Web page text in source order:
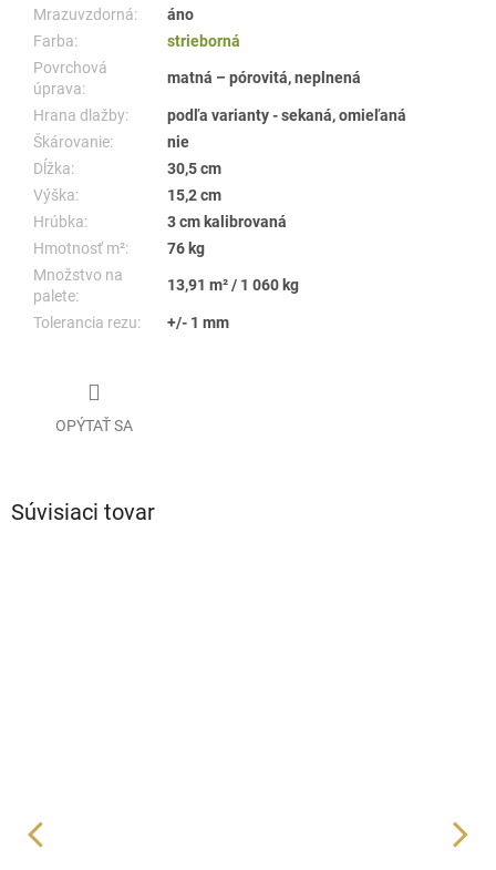
Mrazuvzdorná:
áno
Farba:
strieborná
Povrchová
úprava:
matná – pórovitá, neplnená
Hrana dlažby:
podľa varianty - sekaná, omieľaná
Škárovanie:
nie
Dĺžka:
30,5 cm
Výška:
15,2 cm
Hrúbka:
3 cm kalibrovaná
Hmotnosť m²:
76 kg
Množstvo na
palete:
13,91 m² / 1 060 kg
Tolerancia rezu: +/- 1 mm
OPÝTAŤ SA
Súvisiaci tovar